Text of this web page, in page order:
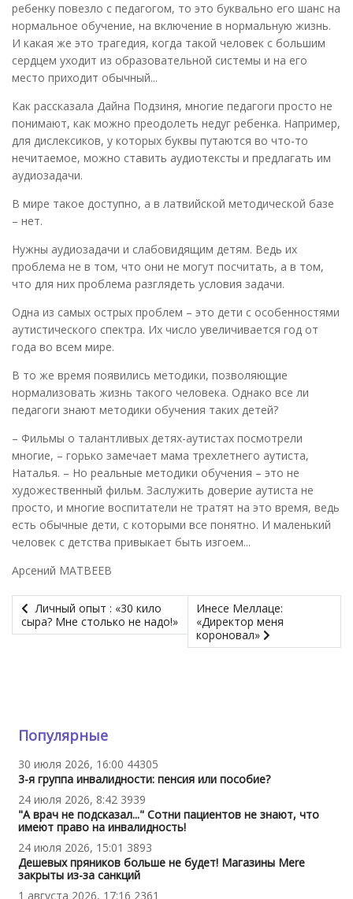
ребенку повезло с педагогом, то это буквально его шанс на
нормальное обучение, на включение в нормальную жизнь.
И какая же это трагедия, когда такой человек с большим
сердцем уходит из образовательной системы и на его
место приходит обычный...
Как рассказала Дайна Подзиня, многие педагоги просто не
понимают, как можно преодолеть недуг ребенка. Например,
для дислексиков, у которых буквы путаются во что-то
нечитаемое, можно ставить аудиотексты и предлагать им
аудиозадачи.
В мире такое доступно, а в латвийской методической базе
– нет.
Нужны аудиозадачи и слабовидящим детям. Ведь их
проблема не в том, что они не могут посчитать, а в том,
что для них проблема разглядеть условия задачи.
Одна из самых острых проблем – это дети с особенностями
аутистического спектра. Их число увеличивается год от
года во всем мире.
В то же время появились методики, позволяющие
нормализовать жизнь такого человека. Однако все ли
педагоги знают методики обучения таких детей?
– Фильмы о талантливых детях-аутистах посмотрели
многие, – горько замечает мама трехлетнего аутиста,
Наталья. – Но реальные методики обучения – это не
художественный фильм. Заслужить доверие аутиста не
просто, и многие воспитатели не тратят на это время, ведь
есть обычные дети, с которыми все понятно. И маленький
человек с детства привыкает быть изгоем...
Арсений МАТВЕЕВ
Личный опыт : «30 кило
сыра? Мне столько не надо!»
Инесе Меллаце:
«Директор меня
короновал»
Популярные
30 июля 2026, 16:00 44305
3-я группа инвалидности: пенсия или пособие?
24 июля 2026, 8:42 3939
"А врач не подсказал..." Сотни пациентов не знают, что
имеют право на инвалидность!
24 июля 2026, 15:01 3893
Дешевых пряников больше не будет! Магазины Mere
закрыты из-за санкций
1 августа 2026, 17:16 2361